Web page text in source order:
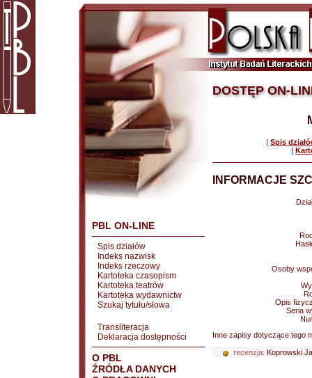
PBL ON-LINE
Spis działów
Indeks nazwisk
Indeks rzeczowy
Kartoteka czasopism
Kartoteka teatrów
Kartoteka wydawnictw
Szukaj tytułu/słowa
Transliteracja
Deklaracja dostępności
O PBL
ŹRÓDŁA DANYCH
DOSTĘP ON-
| Spis
|
INFORMACJE
Osoby
Opis
Seria
Inne zapisy dotyczące tego
recenzja: Koprowski